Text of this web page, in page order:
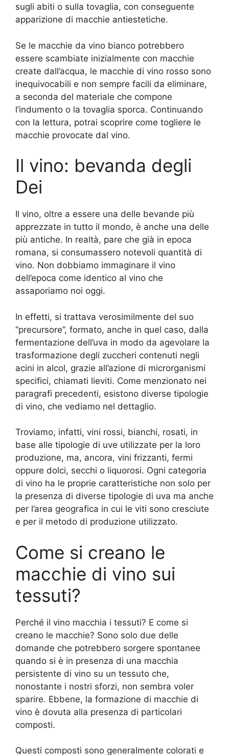
sugli abiti o sulla tovaglia, con conseguente
apparizione di macchie antiestetiche.
Se le macchie da vino bianco potrebbero
essere scambiate inizialmente con macchie
create dall’acqua, le macchie di vino rosso sono
inequivocabili e non sempre facili da eliminare,
a seconda del materiale che compone
l’indumento o la tovaglia sporca. Continuando
con la lettura, potrai scoprire come togliere le
macchie provocate dal vino.
Il vino: bevanda degli
Dei
Il vino, oltre a essere una delle bevande più
apprezzate in tutto il mondo, è anche una delle
più antiche. In realtà, pare che già in epoca
romana, si consumassero notevoli quantità di
vino. Non dobbiamo immaginare il vino
dell’epoca come identico al vino che
assaporiamo noi oggi.
In effetti, si trattava verosimilmente del suo
“precursore”, formato, anche in quel caso, dalla
fermentazione dell’uva in modo da agevolare la
trasformazione degli zuccheri contenuti negli
acini in alcol, grazie all’azione di microrganismi
specifici, chiamati lieviti. Come menzionato nei
paragrafi precedenti, esistono diverse tipologie
di vino, che vediamo nel dettaglio.
Troviamo, infatti, vini rossi, bianchi, rosati, in
base alle tipologie di uve utilizzate per la loro
produzione, ma, ancora, vini frizzanti, fermi
oppure dolci, secchi o liquorosi. Ogni categoria
di vino ha le proprie caratteristiche non solo per
la presenza di diverse tipologie di uva ma anche
per l’area geografica in cui le viti sono cresciute
e per il metodo di produzione utilizzato.
Come si creano le
macchie di vino sui
tessuti?
Perché il vino macchia i tessuti? E come si
creano le macchie? Sono solo due delle
domande che potrebbero sorgere spontanee
quando si è in presenza di una macchia
persistente di vino su un tessuto che,
nonostante i nostri sforzi, non sembra voler
sparire. Ebbene, la formazione di macchie di
vino è dovuta alla presenza di particolari
composti.
Questi composti sono generalmente colorati e